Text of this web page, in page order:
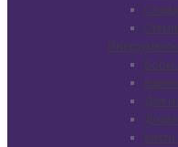
Для